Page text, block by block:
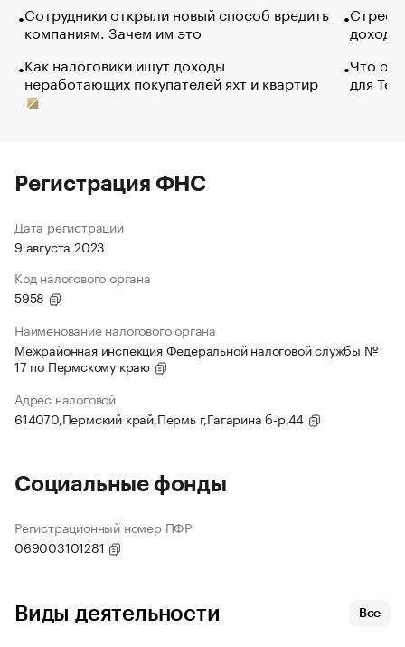
Сотрудники открыли новый способ вредить
компаниям. Зачем им это
Как налоговики ищут доходы
неработающих покупателей яхт и квартир
Что
для
Регистрация ФНС
Дата регистрации
9 августа 2023
Код налогового органа
5958
Наименование налогового органа
Межрайонная инспекция Федеральной налоговой службы №
17 по Пермскому краю
Адрес налоговой
614070,Пермский край,Пермь г,Гагарина б-р,44
Социальные фонды
Регистрационный номер ПФР
069003101281
Виды деятельности Все